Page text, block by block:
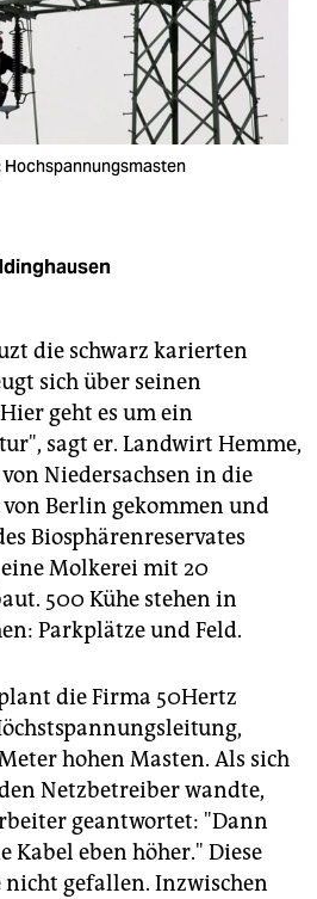
Hochspannungsmasten
die schwarz karierten
sich über seinen
geht es um ein
sagt er. Landwirt Hemme,
Niedersachsen in die
Berlin gekommen und
Biosphärenreservates
Molkerei mit 20
500 Kühe stehen in
Parkplätze und Feld.
die Firma 50Hertz
hohen Masten. Als sich
Netzbetreiber wandte,
geantwortet: "Dann
Kabel eben höher." Diese
gefallen. Inzwischen